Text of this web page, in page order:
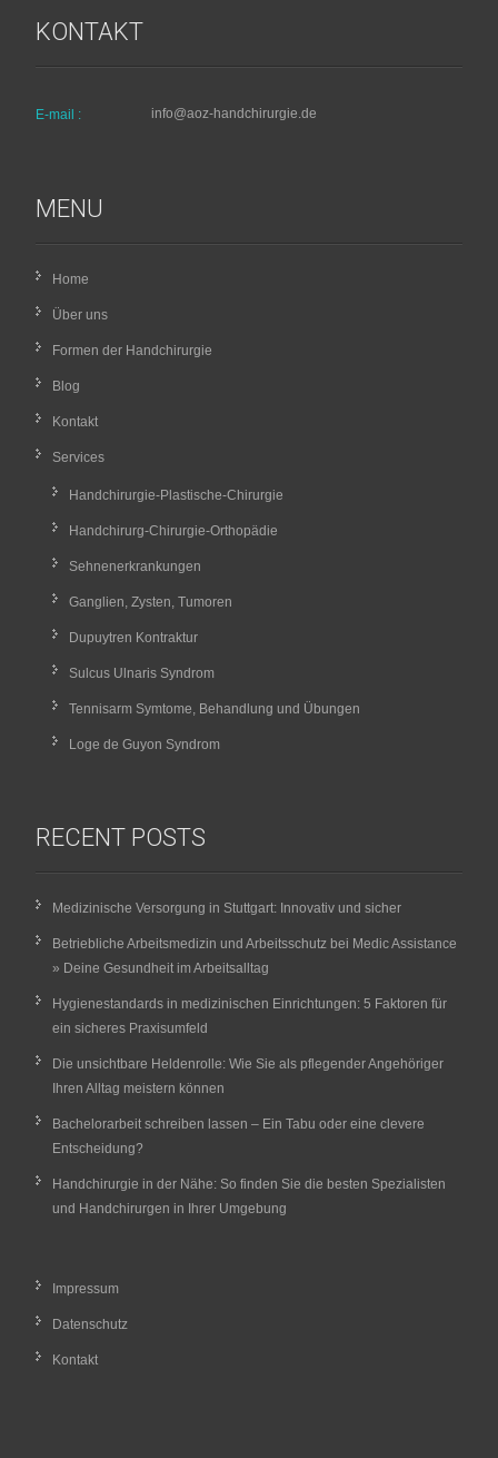
KONTAKT
E-mail : info@aoz-handchirurgie.de
MENU
Home
Über uns
Formen der Handchirurgie
Blog
Kontakt
Services
Handchirurgie-Plastische-Chirurgie
Handchirurg-Chirurgie-Orthopädie
Sehnenerkrankungen
Ganglien, Zysten, Tumoren
Dupuytren Kontraktur
Sulcus Ulnaris Syndrom
Tennisarm Symtome, Behandlung und Übungen
Loge de Guyon Syndrom
RECENT POSTS
Medizinische Versorgung in Stuttgart: Innovativ und sicher
Betriebliche Arbeitsmedizin und Arbeitsschutz bei Medic Assistance
» Deine Gesundheit im Arbeitsalltag
Hygienestandards in medizinischen Einrichtungen: 5 Faktoren für
ein sicheres Praxisumfeld
Die unsichtbare Heldenrolle: Wie Sie als pflegender Angehöriger
Ihren Alltag meistern können
Bachelorarbeit schreiben lassen – Ein Tabu oder eine clevere
Entscheidung?
Handchirurgie in der Nähe: So finden Sie die besten Spezialisten
und Handchirurgen in Ihrer Umgebung
Impressum
Datenschutz
Kontakt